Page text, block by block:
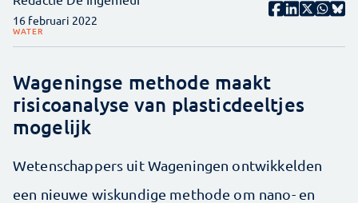
16 februari 2022
WATER
Wageningse methode maakt
risicoanalyse van plasticdeeltjes
mogelijk
Wetenschappers uit Wageningen ontwikkelden
een nieuwe wiskundige methode om nano- en